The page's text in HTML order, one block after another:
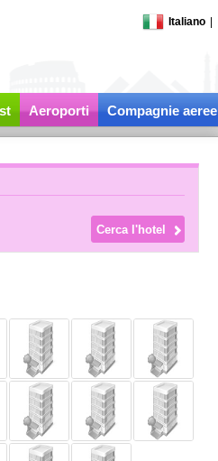
Italiano
Aeroporti Compagnie aeree